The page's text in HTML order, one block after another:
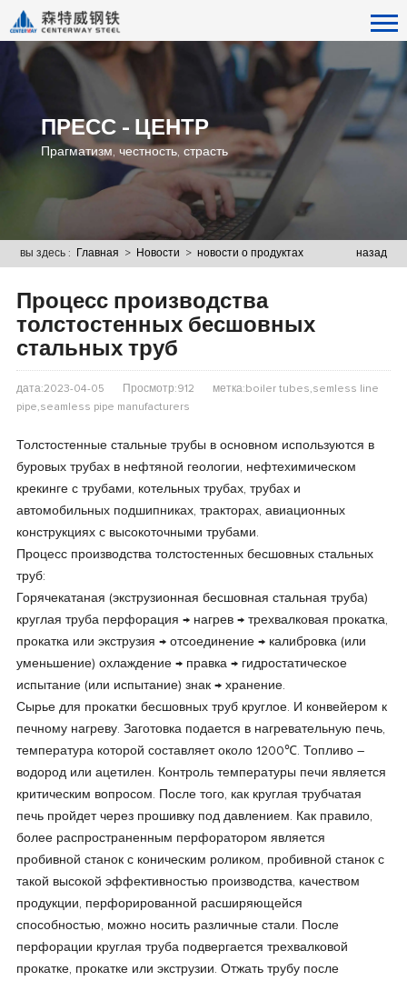
ПРЕСС - ЦЕНТР
Прагматизм, честность, страсть
назад
вы здесь : Главная > Новости > новости о продуктах
Процесс производства
толстостенных бесшовных
стальных труб
дата:2023-04-05 Просмотр:912
метка:boiler tubes,semless line
pipe,seamless pipe manufacturers
Толстостенные стальные трубы в основном используются в
буровых трубах в нефтяной геологии, нефтехимическом
крекинге с трубами, котельных трубах, трубах и
автомобильных подшипниках, тракторах, авиационных
конструкциях с высокоточными трубами.
Процесс производства толстостенных бесшовных стальных
труб:
Горячекатаная (экструзионная бесшовная стальная труба)
круглая труба перфорация → нагрев → трехвалковая прокатка,
прокатка или экструзия → отсоединение → калибровка (или
уменьшение) охлаждение → правка → гидростатическое
испытание (или испытание) знак → хранение.
Сырье для прокатки бесшовных труб круглое. И конвейером к
печному нагреву. Заготовка подается в нагревательную печь,
температура которой составляет около 1200℃. Топливо –
водород или ацетилен. Контроль температуры печи является
критическим вопросом. После того, как круглая трубчатая
печь пройдет через прошивку под давлением. Как правило,
более распространенным перфоратором является
пробивной станок с коническим роликом, пробивной станок с
такой высокой эффективностью производства, качеством
продукции, перфорированной расширяющейся
способностью, можно носить различные стали. После
перфорации круглая труба подвергается трехвалковой
прокатке, прокатке или экструзии. Отжать трубу после